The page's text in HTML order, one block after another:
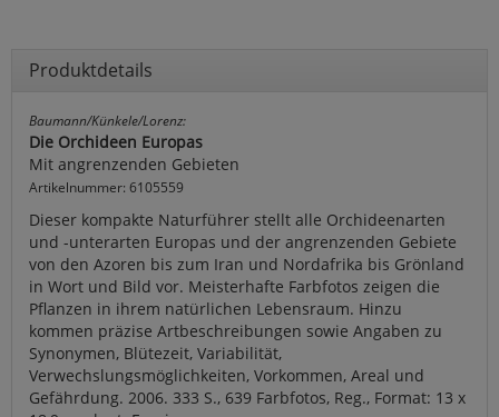
Produktdetails
Baumann/Künkele/Lorenz:
Die Orchideen Europas
Mit angrenzenden Gebieten
Artikelnummer: 6105559
Dieser kompakte Naturführer stellt alle Orchideenarten
und -unterarten Europas und der angrenzenden Gebiete
von den Azoren bis zum Iran und Nordafrika bis Grönland
in Wort und Bild vor. Meisterhafte Farbfotos zeigen die
Pflanzen in ihrem natürlichen Lebensraum. Hinzu
kommen präzise Artbeschreibungen sowie Angaben zu
Synonymen, Blütezeit, Variabilität,
Verwechslungsmöglichkeiten, Vorkommen, Areal und
Gefährdung. 2006. 333 S., 639 Farbfotos, Reg., Format: 13 x